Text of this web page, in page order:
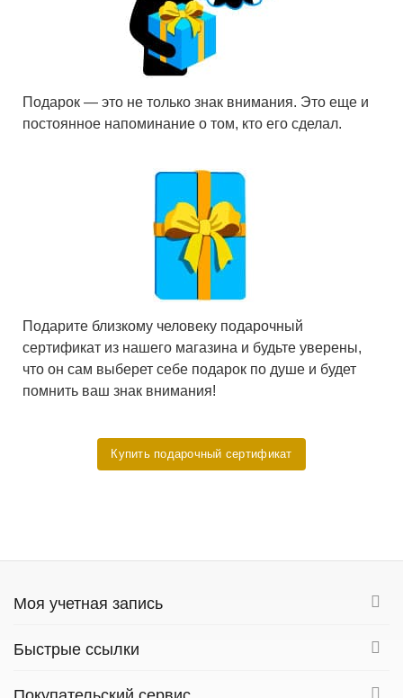
Подарок — это не только знак внимания. Это еще и
постоянное напоминание о том, кто его сделал.
Подарите близкому человеку подарочный
сертификат из нашего магазина и будьте уверены,
что он сам выберет себе подарок по душе и будет
помнить ваш знак внимания!
Купить подарочный сертификат
Моя учетная запись
Быстрые ссылки